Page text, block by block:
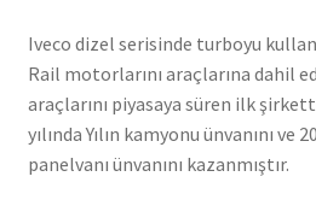
Iveco dizel serisinde turboyu
Rail motorlarını araçlarına dahil
araçlarını piyasaya süren ilk
yılında Yılın kamyonu ünvanını ve
panelvanı ünvanını kazanmıştır.